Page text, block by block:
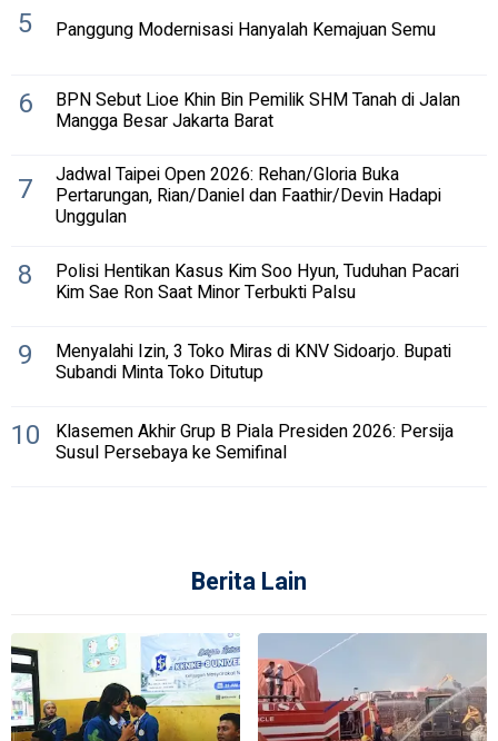
5 Panggung Modernisasi Hanyalah Kemajuan Semu
6 BPN Sebut Lioe Khin Bin Pemilik SHM Tanah di Jalan
Mangga Besar Jakarta Barat
7 Jadwal Taipei Open 2026: Rehan/Gloria Buka
Pertarungan, Rian/Daniel dan Faathir/Devin Hadapi
Unggulan
8 Polisi Hentikan Kasus Kim Soo Hyun, Tuduhan Pacari
Kim Sae Ron Saat Minor Terbukti Palsu
9 Menyalahi Izin, 3 Toko Miras di KNV Sidoarjo. Bupati
Subandi Minta Toko Ditutup
10 Klasemen Akhir Grup B Piala Presiden 2026: Persija
Susul Persebaya ke Semifinal
Berita Lain